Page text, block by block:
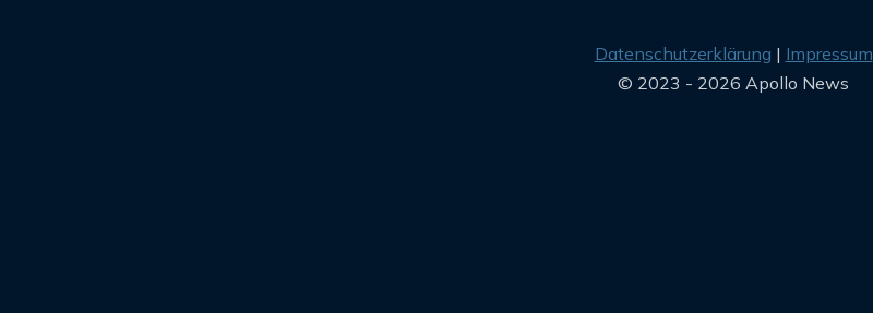
Datenschutzerklärung
Impressum
© 2023 - 2026 Apollo News